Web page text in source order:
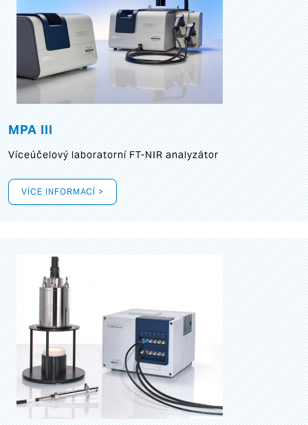
MPA III
Víceúčelový laboratorní FT-NIR analyzátor
VÍCE INFORMACÍ >